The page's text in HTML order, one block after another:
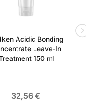
Eau,
Mentha
Alpha-
Acidic Bonding
Leave-In
150 ml
32,56 €